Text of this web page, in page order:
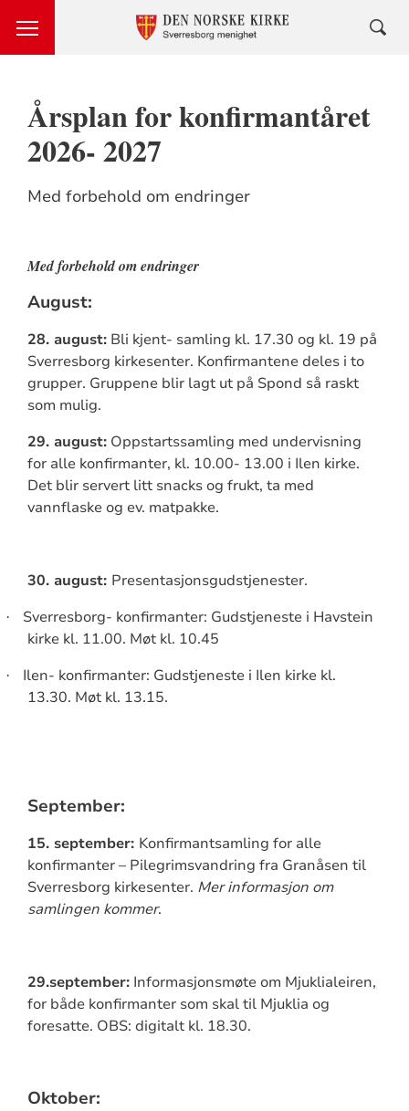
Årsplan for konfirmantåret
2026- 2027
Med forbehold om endringer
Med forbehold om endringer
August:
28. august:Bli kjent- samling kl. 17.30 og kl. 19 på
Sverresborg kirkesenter. Konfirmantene deles i to
grupper. Gruppene blir lagt ut på Spond så raskt
som mulig.
29. august:Oppstartssamling med undervisning
for alle konfirmanter, kl. 10.00- 13.00 i Ilen kirke.
Det blir servert litt snacks og frukt, ta med
vannflaske og ev. matpakke.
30. august: Presentasjonsgudstjenester.
·
Sverresborg- konfirmanter: Gudstjeneste i Havstein
kirke kl. 11.00. Møt kl. 10.45
·
Ilen- konfirmanter: Gudstjeneste i Ilen kirke kl.
13.30. Møt kl. 13.15.
September:
15. september: Konfirmantsamling for alle
konfirmanter – Pilegrimsvandring fra Granåsen til
Sverresborg kirkesenter. Mer informasjon om
samlingen kommer.
29.september:Informasjonsmøte om Mjuklialeiren,
for både konfirmanter som skal til Mjuklia og
foresatte. OBS: digitalt kl. 18.30.
Oktober: